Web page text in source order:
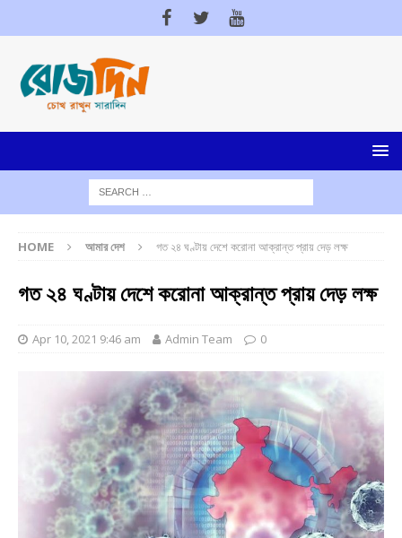
HOME আমার দেশ গত ২৪ ঘণ্টায় দেশে করোনা আক্রান্ত প্রায় দেড় লক্ষ
গত ২৪ ঘণ্টায় দেশে করোনা আক্রান্ত প্রায় দেড় লক্ষ
Apr 10, 2021 9:46 am Admin Team 0